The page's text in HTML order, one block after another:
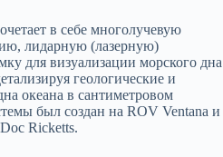
в себе многолучевую
лидарную (лазерную)
для визуализации морского дна
геологические и
океана в сантиметровом
был создан на ROV Ventana и
Ricketts.